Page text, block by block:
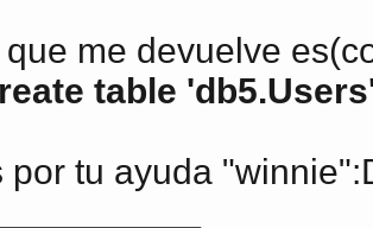
me devuelve
table
por tu ayuda